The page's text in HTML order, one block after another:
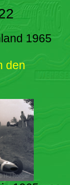
1965
den